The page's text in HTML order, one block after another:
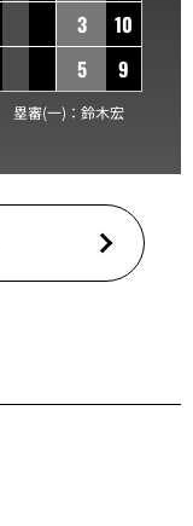
3
10
5
9
塁審(一)： 鈴木宏